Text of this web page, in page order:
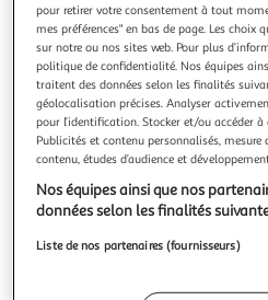
CHARCUTERIE FOLACCI
Jambon cru en tranche
100g
Vous voulez connaître
Afficher le
Frais
pour retirer votre consentement à tout
mes préférences" en bas de page. Les
sur notre ou nos sites web. Pour plus
politique de confidentialité. Nos équipes
traitent des données selon les finalités
géolocalisation précises. Analyser
pour l’identification. Stocker et/ou accéder
Publicités et contenu personnalisés,
contenu, études d’audience et
Nos équipes ainsi que nos
données selon les finalités
Liste de nos partenaires (fournisseurs)